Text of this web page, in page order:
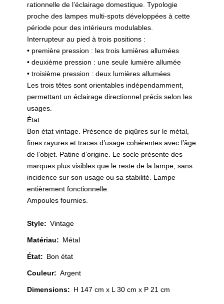
rationnelle de l’éclairage domestique. Typologie
proche des lampes multi-spots développées à cette
période pour des intérieurs modulables.
Interrupteur au pied à trois positions :
• première pression : les trois lumières allumées
• deuxième pression : une seule lumière allumée
• troisième pression : deux lumières allumées
Les trois têtes sont orientables indépendamment,
permettant un éclairage directionnel précis selon les
usages.
État
Bon état vintage. Présence de piqûres sur le métal,
fines rayures et traces d’usage cohérentes avec l’âge
de l’objet. Patine d’origine. Le socle présente des
marques plus visibles que le reste de la lampe, sans
incidence sur son usage ou sa stabilité. Lampe
entièrement fonctionnelle.
Ampoules fournies.
Style: Vintage
Matériau: Métal
État: Bon état
Couleur: Argent
Dimensions: H 147 cm x L 30 cm x P 21 cm